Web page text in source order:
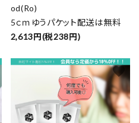
od(Ro)
5ｃｍゆうパケット配送は無料
2,613円(税238円)
favorite